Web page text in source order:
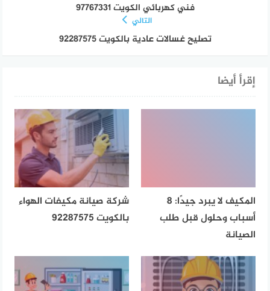
فني كهربائي الكويت 97767331
التالي
تصليح غسالات عادية بالكويت 92287575
إقرأ أيضا
المكيف لا يبرد جيدًا: 8
أسباب وحلول قبل طلب
الصيانة
شركة صيانة مكيفات الهواء
بالكويت 92287575